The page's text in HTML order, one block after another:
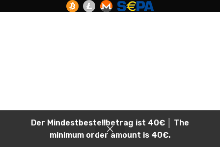
Der Mindestbestellbetrag ist 40€ │ The
minimum order amount is 40€.